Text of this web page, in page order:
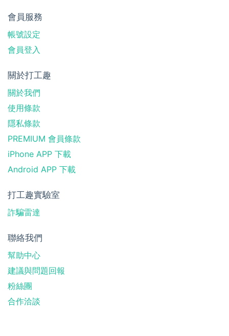
會員服務
帳號設定
會員登入
關於打工趣
關於我們
使用條款
隱私條款
PREMIUM 會員條款
iPhone APP 下載
Android APP 下載
打工趣實驗室
詐騙雷達
聯絡我們
幫助中心
建議與問題回報
粉絲團
合作洽談